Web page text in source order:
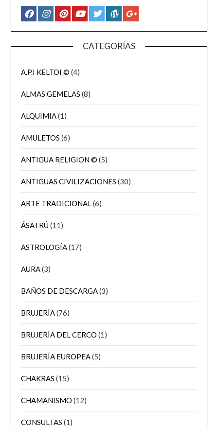
CATEGORÍAS
A.P.I KELTOI © (4)
ALMAS GEMELAS (8)
ALQUIMIA(1)
AMULETOS (6)
ANTIGUA RELIGION © (5)
ANTIGUAS CIVILIZACIONES (30)
ARTE TRADICIONAL(6)
ÁSATRÚ(11)
ASTROLOGÍA(17)
AURA(3)
BAÑOS DE DESCARGA(3)
BRUJERÍA(76)
BRUJERÍA DEL CERCO (1)
BRUJERÍA EUROPEA(5)
CHAKRAS (15)
CHAMANISMO (12)
CONSULTAS (1)